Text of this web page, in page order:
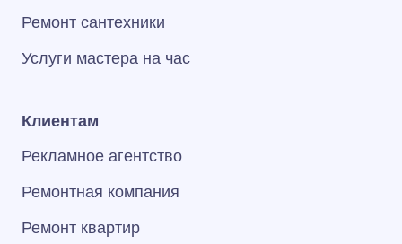
Ремонт сантехники
Услуги мастера на час
Клиентам
Рекламное агентство
Ремонтная компания
Ремонт квартир